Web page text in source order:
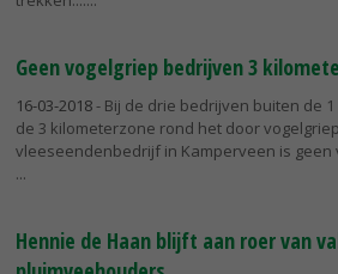
Geen vogelgriep bedrijven 3
16-03-2018- Bij de drie bedrijven buiten de
de 3 kilometerzone rond het door
vleeseendenbedrijf in Kamperveen is
Hennie de Haan blijft aan roer van